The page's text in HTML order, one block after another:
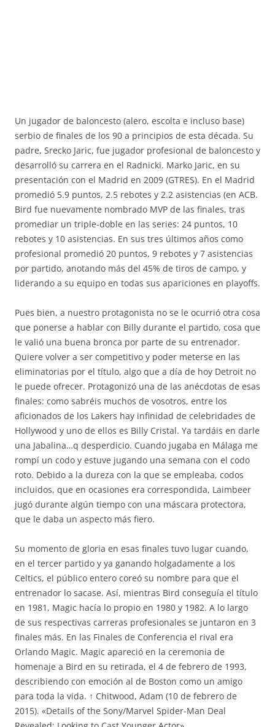
Un jugador de baloncesto (alero, escolta e incluso base)
serbio de finales de los 90 a principios de esta década. Su
padre, Srecko Jaric, fue jugador profesional de baloncesto y
desarrolló su carrera en el Radnicki. Marko Jaric, en su
presentación con el Madrid en 2009 (GTRES). En el Madrid
promedió 5.9 puntos, 2.5 rebotes y 2.2 asistencias (en ACB.
Bird fue nuevamente nombrado MVP de las finales, tras
promediar un triple-doble en las series: 24 puntos, 10
rebotes y 10 asistencias. En sus tres últimos años como
profesional promedió 20 puntos, 9 rebotes y 7 asistencias
por partido, anotando más del 45% de tiros de campo, y
liderando a su equipo en todas sus apariciones en playoffs.
Pues bien, a nuestro protagonista no se le ocurrió otra cosa
que ponerse a hablar con Billy durante el partido, cosa que
le valió una buena bronca por parte de su entrenador.
Quiere volver a ser competitivo y poder meterse en las
eliminatorias por el título, algo que a día de hoy Detroit no
le puede ofrecer. Protagonizó una de las anécdotas de esas
finales: como sabréis muchos de vosotros, entre los
aficionados de los Lakers hay infinidad de celebridades de
Hollywood y uno de ellos es Billy Cristal. Ya tardáis en darle
una Jabalina…q desperdicio. Cuando jugaba en Málaga me
rompí un codo y estuve jugando una semana con el codo
roto. Debido a la dureza con la que se empleaba, codos
incluidos, que en ocasiones era correspondida, Laimbeer
jugó durante algún tiempo con una máscara protectora,
que le daba un aspecto más fiero.
Su momento de gloria en esas finales tuvo lugar cuando,
en el tercer partido y ya ganando holgadamente a los
Celtics, el público entero coreó su nombre para que el
entrenador lo sacase. Así, mientras Bird conseguía el título
en 1981, Magic hacía lo propio en 1980 y 1982. A lo largo
de sus respectivas carreras profesionales se juntaron en 3
finales más. En las Finales de Conferencia el rival era
Orlando Magic. Magic apareció en la ceremonia de
homenaje a Bird en su retirada, el 4 de febrero de 1993,
describiendo con emoción al de Boston como un amigo
para toda la vida. ↑ Chitwood, Adam (10 de febrero de
2015). «Details of the Sony/Marvel Spider-Man Deal